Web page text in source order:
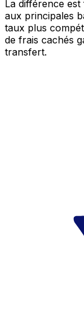
La différence
aux principales
taux plus
de frais cachés
transfert.